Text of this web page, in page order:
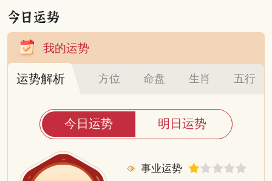
我的运势
运势解析 方位 命盘 生肖 五行
今日运势 明日运势
事业运势